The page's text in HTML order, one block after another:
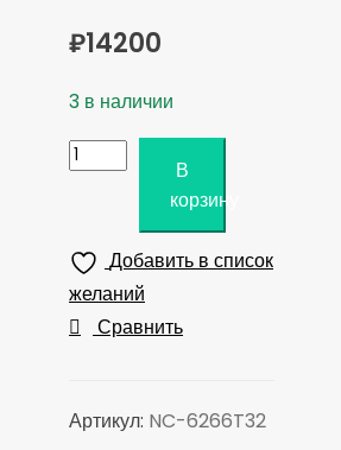
₽14200
3 в наличии
Количество
SEVEN
Ремкомплект
для
6266,
В
корзину
Добавить в список
желаний
Сравнить
Артикул: NC-6266T32